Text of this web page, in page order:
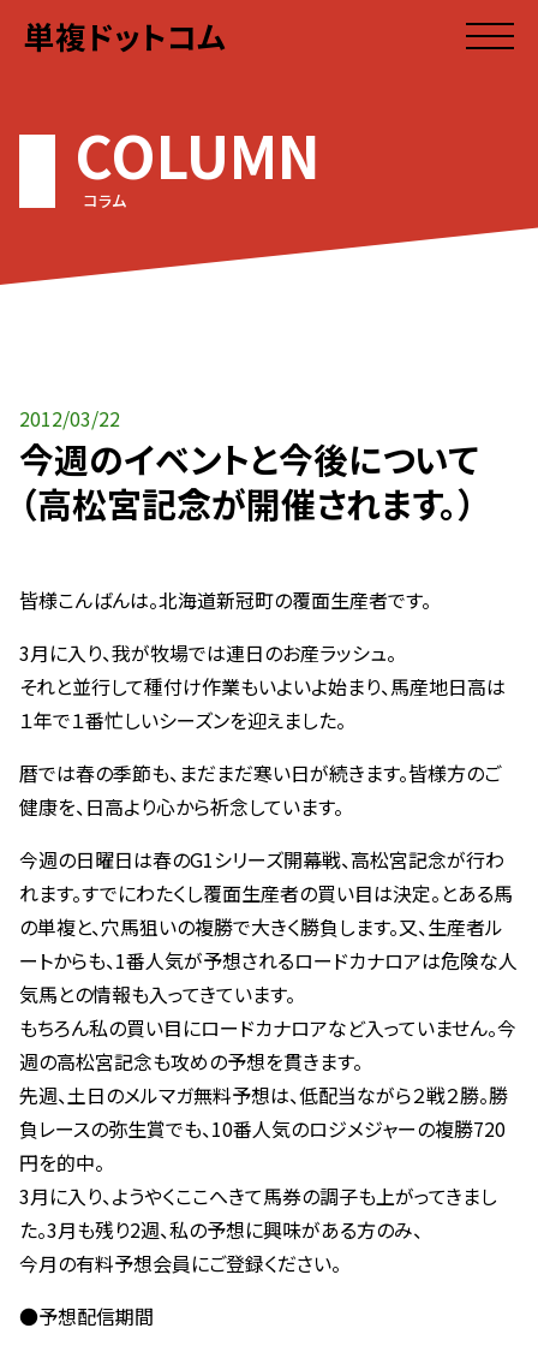
単複ドットコム
COLUMN
コラム
2012/03/22
今週のイベントと今後について
（高松宮記念が開催されます。）
皆様こんばんは。北海道新冠町の覆面生産者です。
3月に入り、我が牧場では連日のお産ラッシュ。
それと並行して種付け作業もいよいよ始まり、馬産地日高は
１年で１番忙しいシーズンを迎えました。
暦では春の季節も、まだまだ寒い日が続きます。皆様方のご
健康を、日高より心から祈念しています。
今週の日曜日は春のG1シリーズ開幕戦、高松宮記念が行わ
れます。すでにわたくし覆面生産者の買い目は決定。とある馬
の単複と、穴馬狙いの複勝で大きく勝負します。又、生産者ル
ートからも、1番人気が予想されるロードカナロアは危険な人
気馬との情報も入ってきています。
もちろん私の買い目にロードカナロアなど入っていません。今
週の高松宮記念も攻めの予想を貫きます。
先週、土日のメルマガ無料予想は、低配当ながら２戦２勝。勝
負レースの弥生賞でも、10番人気のロジメジャーの複勝720
円を的中。
3月に入り、ようやくここへきて馬券の調子も上がってきまし
た。3月も残り2週、私の予想に興味がある方のみ、
今月の有料予想会員にご登録ください。
●予想配信期間